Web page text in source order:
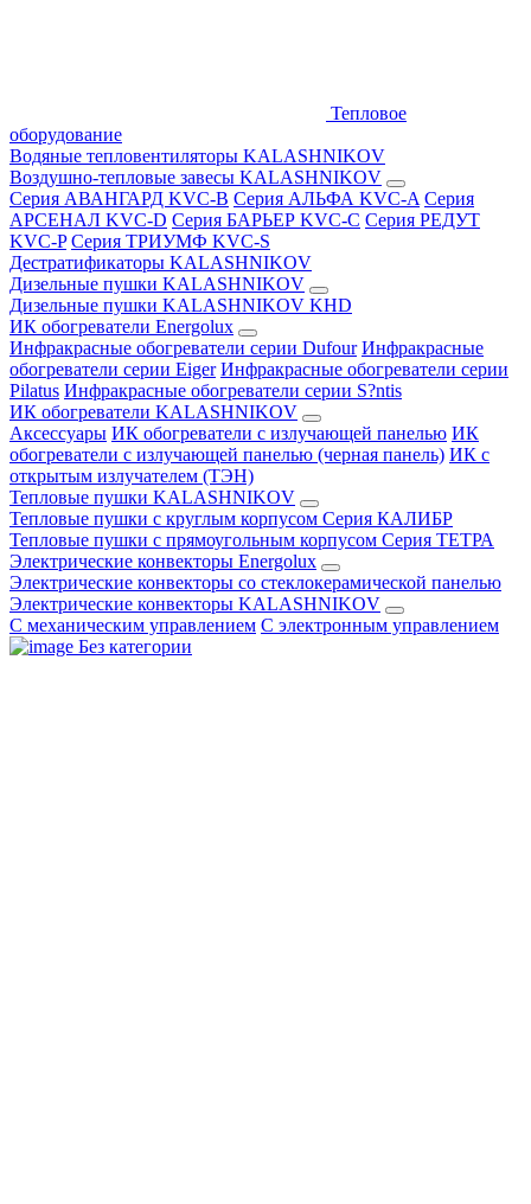
Тепловое
оборудование
Водяные тепловентиляторы KALASHNIKOV
Воздушно-тепловые завесы KALASHNIKOV
Серия АВАНГАРД KVC-B Серия АЛЬФА KVC-A Серия
АРСЕНАЛ KVC-D Серия БАРЬЕР KVC-C Серия РЕДУТ
KVC-P Серия ТРИУМФ KVC-S
Дестратификаторы KALASHNIKOV
Дизельные пушки KALASHNIKOV
Дизельные пушки KALASHNIKOV KHD
ИК обогреватели Energolux
Инфракрасные обогреватели серии Dufour Инфракрасные
обогреватели серии Eiger Инфракрасные обогреватели серии
Pilatus Инфракрасные обогреватели серии S?ntis
ИК обогреватели KALASHNIKOV
Аксессуары ИК обогреватели с излучающей панелью ИК
обогреватели с излучающей панелью (черная панель) ИК с
открытым излучателем (ТЭН)
Тепловые пушки KALASHNIKOV
Тепловые пушки с круглым корпусом Серия КАЛИБР
Тепловые пушки с прямоугольным корпусом Серия ТЕТРА
Электрические конвекторы Energolux
Электрические конвекторы со стеклокерамической панелью
Электрические конвекторы KALASHNIKOV
С механическим управлением С электронным управлением
Без категории